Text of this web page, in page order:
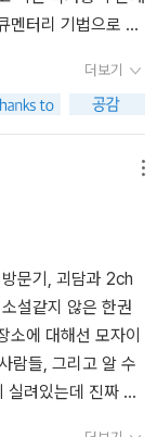
멘터리 기법으로 허
나,알라딘 독자평에
소드는 초반엔 좀
어 지루해졌고,마
외에 크게 와 닿지
서...
더보기
문기, 괴담과 2ch
설같지 않은 한권
에 대해선 모자이
람들, 그리고 알 수
실려있는데 진짜 실